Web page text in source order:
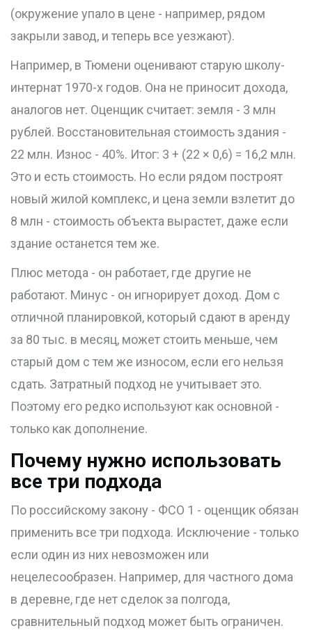
(окружение упало в цене - например, рядом
закрыли завод, и теперь все уезжают).
Например, в Тюмени оценивают старую школу-
интернат 1970-х годов. Она не приносит дохода,
аналогов нет. Оценщик считает: земля - 3 млн
рублей. Восстановительная стоимость здания -
22 млн. Износ - 40%. Итог: 3 + (22 × 0,6) = 16,2 млн.
Это и есть стоимость. Но если рядом построят
новый жилой комплекс, и цена земли взлетит до
8 млн - стоимость объекта вырастет, даже если
здание останется тем же.
Плюс метода - он работает, где другие не
работают. Минус - он игнорирует доход. Дом с
отличной планировкой, который сдают в аренду
за 80 тыс. в месяц, может стоить меньше, чем
старый дом с тем же износом, если его нельзя
сдать. Затратный подход не учитывает это.
Поэтому его редко используют как основной -
только как дополнение.
Почему нужно использовать
все три подхода
По российскому закону - ФСО 1 - оценщик обязан
применить все три подхода. Исключение - только
если один из них невозможен или
нецелесообразен. Например, для частного дома
в деревне, где нет сделок за полгода,
сравнительный подход может быть ограничен.